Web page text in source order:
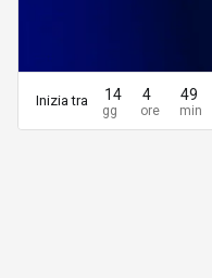
Inizia tra 14 4 49